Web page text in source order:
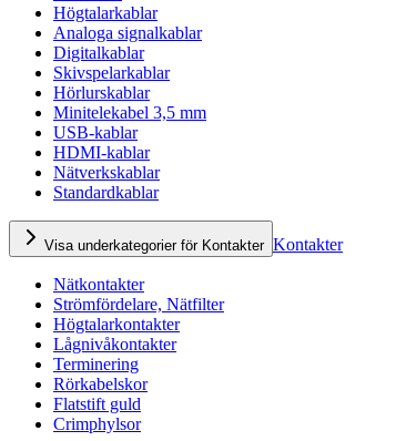
Högtalarkablar
Analoga signalkablar
Digitalkablar
Skivspelarkablar
Hörlurskablar
Minitelekabel 3,5 mm
USB-kablar
HDMI-kablar
Nätverkskablar
Standardkablar
Visa underkategorier för Kontakter Kontakter
Nätkontakter
Strömfördelare, Nätfilter
Högtalarkontakter
Lågnivåkontakter
Terminering
Rörkabelskor
Flatstift guld
Crimphylsor